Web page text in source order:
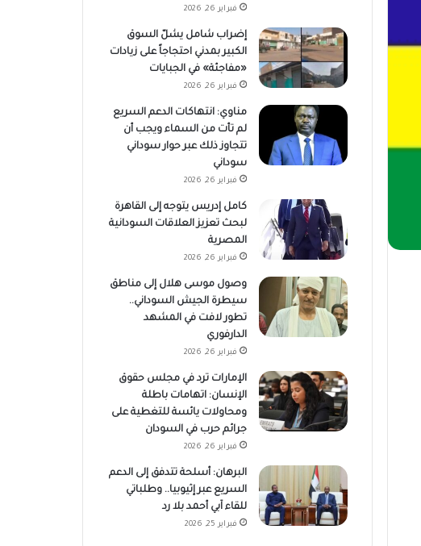
فبراير 26, 2026
إضراب شامل يشلّ السوق
الكبير بمدني احتجاجاً على زيادات
«مفاجئة» في الجبايات
فبراير 26, 2026
مناوي: انتهاكات الدعم السريع
لم تأت من السماء ويجب أن
تتجاوز ذلك عبر حوار سوداني
سوداني
فبراير 26, 2026
كامل إدريس يتوجه إلى القاهرة
لبحث تعزيز العلاقات السودانية
المصرية
فبراير 26, 2026
وصول موسى هلال إلى مناطق
سيطرة الجيش السوداني..
تطور لافت في المشهد
الدارفوري
فبراير 26, 2026
الإمارات ترد في مجلس حقوق
الإنسان: اتهامات باطلة
ومحاولات يائسة للتغطية على
جرائم حرب في السودان
فبراير 26, 2026
البرهان: أسلحة تتدفق إلى الدعم
السريع عبر إثيوبيا.. وطلباتي
للقاء آبي أحمد بلا رد
فبراير 25, 2026